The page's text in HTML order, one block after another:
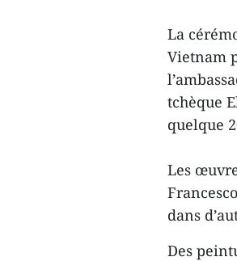
La
Vietnam
tchèque
quelque
Les
dans
Des